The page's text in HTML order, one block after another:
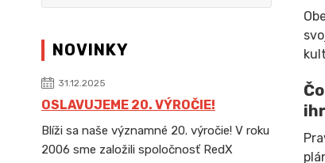
NOVINKY
31.12.2025
OSLAVUJEME 20. VÝROČIE!
Blíži sa naše významné 20. výročie! V roku
2006 sme založili spoločnosť RedX